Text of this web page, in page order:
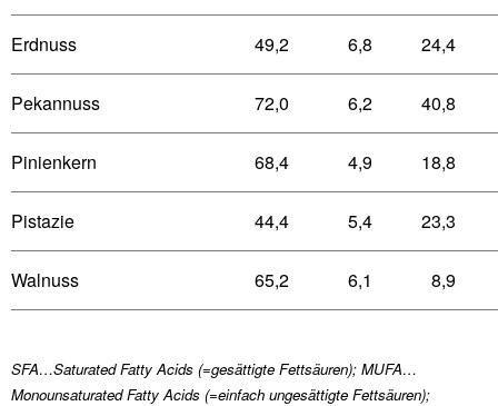
Erdnuss 49,2 6,8 24,4
Pekannuss 72,0 6,2 40,8
Pinienkern 68,4 4,9 18,8
Pistazie 44,4 5,4 23,3
Walnuss 65,2 6,1 8,9
SFA…Saturated Fatty Acids (=gesättigte Fettsäuren); MUFA…
Monounsaturated Fatty Acids (=einfach ungesättigte Fettsäuren);